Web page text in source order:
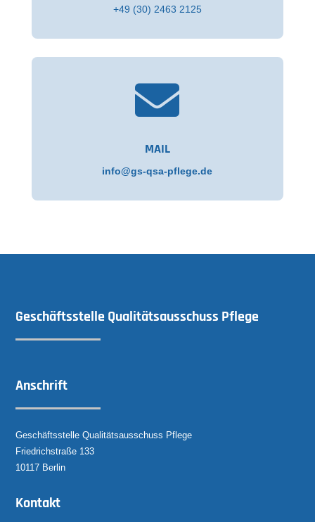
+49 (30) 2463 2125

MAIL
info@gs-qsa-pflege.de
Geschäftsstelle Qualitätsausschuss Pflege
Anschrift
Geschäftsstelle Qualitätsausschuss Pflege
Friedrichstraße 133
10117 Berlin
Kontakt